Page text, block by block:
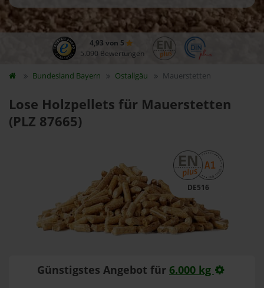
4,93 von 5
5.090 Bewertungen
Bundesland Bayern Ostallgäu Mauerstetten
Lose Holzpellets für Mauerstetten
(PLZ 87665)
DE516
Günstigstes Angebot für 6.000 kg